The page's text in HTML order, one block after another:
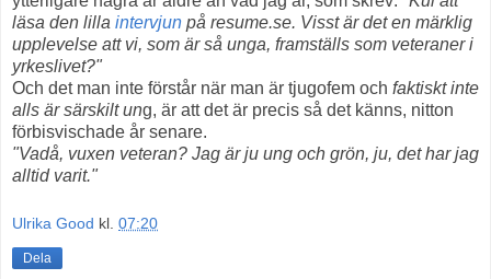
läsa den lilla intervjun på resume.se. Visst är det en märklig
upplevelse att vi, som är så unga, framställs som veteraner i
yrkeslivet?"
Och det man inte förstår när man är tjugofem och faktiskt inte
alls är särskilt ung, är att det är precis så det känns, nitton
förbisvischade år senare.
"Vadå, vuxen veteran? Jag är ju ung och grön, ju, det har jag
alltid varit."
Ulrika Good kl. 07:20
Dela